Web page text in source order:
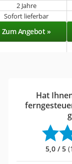
2 Jahre
Sofort lieferbar
Zum Angebot »
Hat
5,0 / 5